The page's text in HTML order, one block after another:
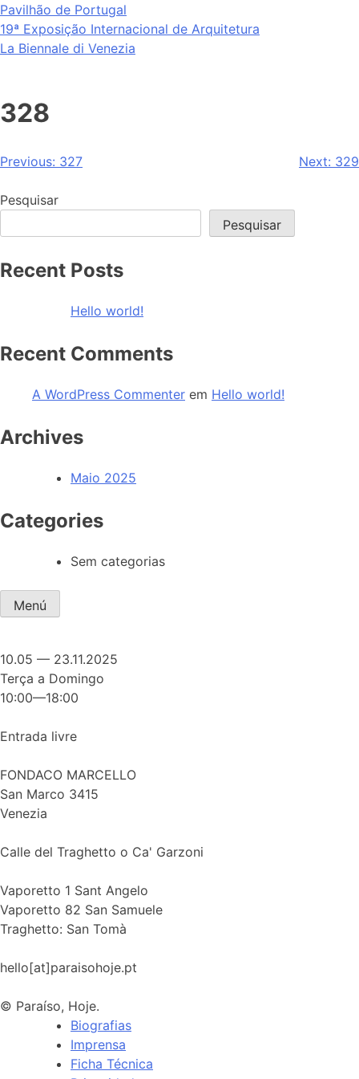
Saltar
para
o
Pavilhão de Portugal
19ª Exposição Internacional de Arquitetura
La Biennale di Venezia
328
Navegação
de
Previous: 327 Next: 329
Pesquisar
Pesquisar
Recent Posts
Hello world!
Recent Comments
A WordPress Commenter em Hello world!
Archives
Maio 2025
Categories
Sem categorias
Menú
10.05 — 23.11.2025
Terça a Domingo
10:00—18:00
Entrada livre
FONDACO MARCELLO
San Marco 3415
Venezia
Calle del Traghetto o Ca' Garzoni
Vaporetto 1 Sant Angelo
Vaporetto 82 San Samuele
Traghetto: San Tomà
hello[at]paraisohoje.pt
© Paraíso, Hoje.
Biografias
Imprensa
Ficha Técnica